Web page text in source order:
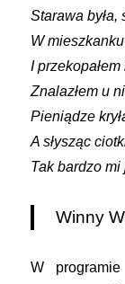
Starawa była,
W
I
Znalazłem u
Pieniądze
A słysząc
Tak bardzo mi
Winny
W